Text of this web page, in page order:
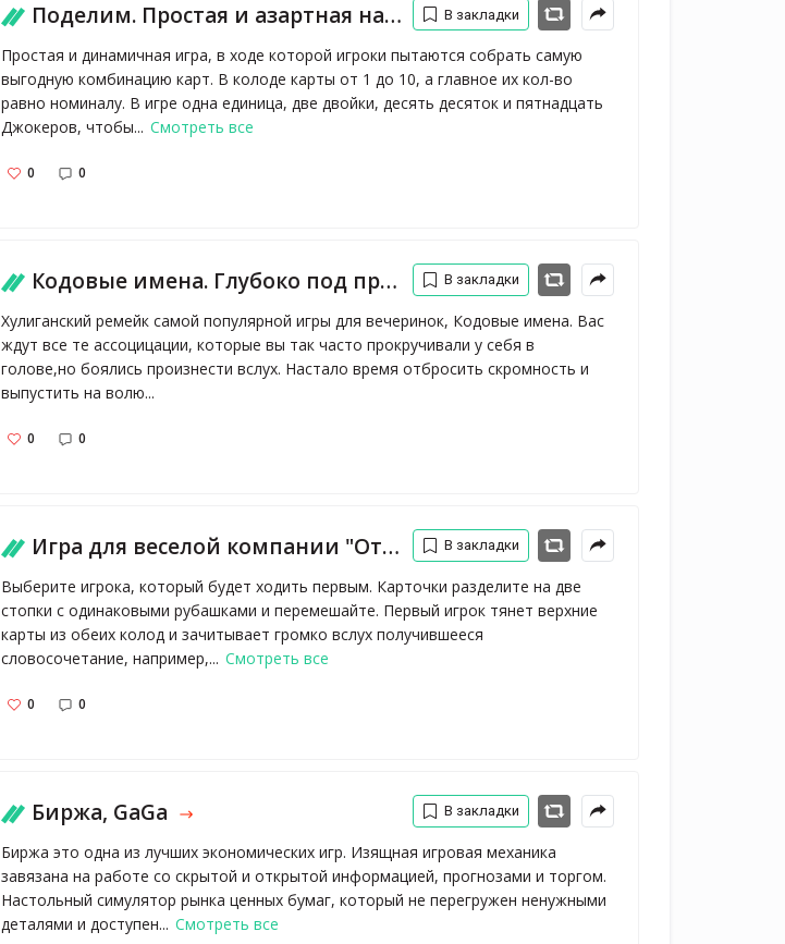
Поделим. Простая и азартная настольная игра, НД Плэй
Простая и динамичная игра, в ходе которой игроки пытаются собрать самую
выгодную комбинацию карт. В колоде карты от 1 до 10, а главное их кол-во
равно номиналу. В игре одна единица, две двойки, десять десяток и пятнадцать
Джокеров, чтобы... Смотреть все
0 0
В закладки
Кодовые имена. Глубоко под прикрытием., GaGa
Хулиганский ремейк самой популярной игры для вечеринок, Кодовые имена. Вас
ждут все те ассоцицации, которые вы так часто прокручивали у себя в
голове,но боялись произнести вслух. Настало время отбросить скромность и
выпустить на волю...
0 0
В закладки
Игра для веселой компании "Отвечай!" (42 карточки)., TopGame
Выберите игрока, который будет ходить первым. Карточки разделите на две
стопки с одинаковыми рубашками и перемешайте. Первый игрок тянет верхние
карты из обеих колод и зачитывает громко вслух получившееся
словосочетание, например,... Смотреть все
0 0
В закладки
Биржа, GaGa
Биржа это одна из лучших экономических игр. Изящная игровая механика
завязана на работе со скрытой и открытой информацией, прогнозами и торгом.
Настольный симулятор рынка ценных бумаг, который не перегружен ненужными
деталями и доступен... Смотреть все
В закладки